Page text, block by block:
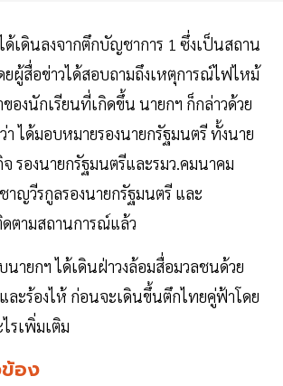
ด้เดินลงจากตึกบัญชาการ 1 ซึ่งเป็นสถาน
ผู้สื่อข่าวได้สอบถามถึงเหตุการณ์ไฟไหม้
งนักเรียนที่เกิดขึ้น นายกฯ ก็กล่าวด้วย
า ได้มอบหมายรองนายกรัฐมนตรี ทั้งนาย
จ รองนายกรัฐมนตรีและรมว.คมนาคม
ญวีรกูลรองนายกรัฐมนตรี และ
ตามสถานการณ์แล้ว
ายกฯ ได้เดินฝ่าวงล้อมสื่อมวลชนด้วย
ละร้องไห้ ก่อนจะเดินขึ้นตึกไทยคู่ฟ้าโดย
รเพิ่มเติม
อง